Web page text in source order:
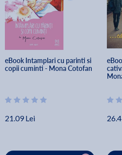
eBook Intamplari cu parinti si
copii cuminti - Mona Cotofan
21.09 Lei